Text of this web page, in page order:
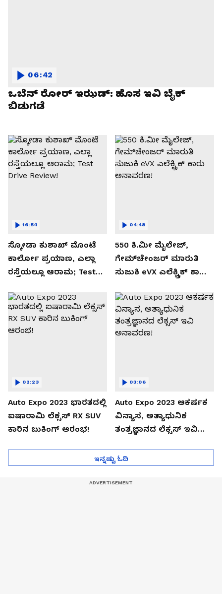
ಒಬೆನ್ ರೋರ್ ಇಝಡ್: ಹೊಸ ಇವಿ ಬೈಕ್
ಬಿಡುಗಡೆ
06:42
ಸ್ಕೋಡಾ ಕುಶಾಖ್ ಮೊಂಟೆ
ಕಾರ್ಲೋ ಪ್ರಯಾಣ, ಎಲ್ಲಾ
ರಸ್ತೆಯಲ್ಲೂ ಆರಾಮ; Test
16:54
550 ಕಿ.ಮೀ ಮೈಲೇಜ್,
ಗೇಮ್‌ಚೇಂಜರ್ ಮಾರುತಿ
ಸುಜುಕಿ eVX ಎಲೆಕ್ಟ್ರಿಕ್ ಕಾರು
04:48
Auto Expo 2023 ಭಾರತದಲ್ಲಿ
ಐಷಾರಾಮಿ ಲೆಕ್ಸಸ್ RX SUV
ಕಾರಿನ ಬುಕಿಂಗ್ ಆರಂಭ!
02:23
Auto Expo 2023 ಆಕರ್ಷಕ
ವಿನ್ಯಾಸ, ಅತ್ಯಾಧುನಿಕ
ತಂತ್ರಜ್ಞಾನದ ಲೆಕ್ಸಸ್ ಇವಿ
03:06
ಇನ್ನಷ್ಟು ಓದಿ